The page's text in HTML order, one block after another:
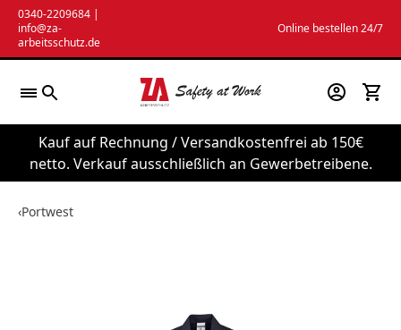
Zum
Inhalt
springen
0340-2209684 |
info@za-
arbeitsschutz.de
Online bestellen 24/7
Kauf auf Rechnung / Versandkostenfrei ab 150€
netto. Verkauf ausschließlich an Gewerbetreibene.
‹Portwest